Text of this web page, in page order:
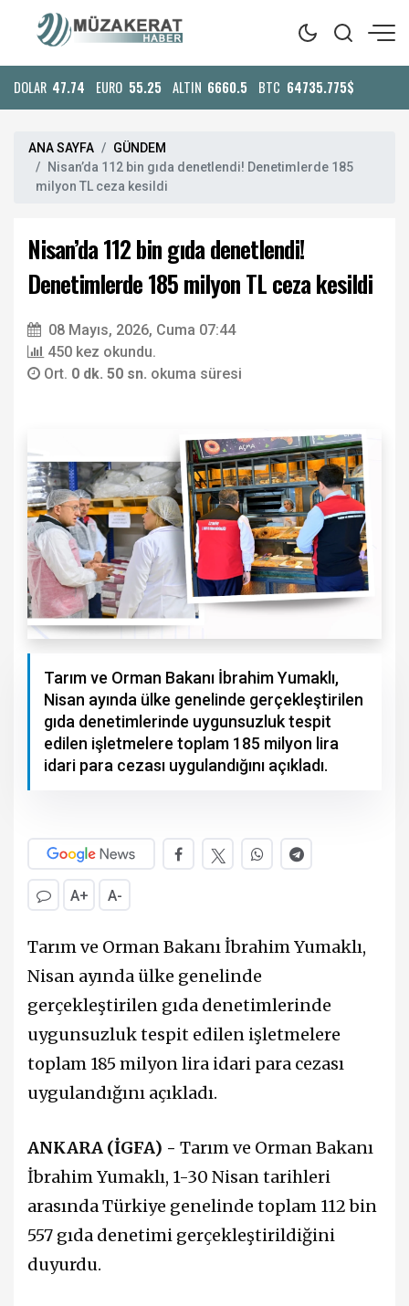
DOLAR 47.74 EURO 55.25 ALTIN 6660.5 BTC 64735.775$
ANA SAYFA
GÜNDEM
Nisan’da 112 bin gıda denetlendi! Denetimlerde 185
milyon TL ceza kesildi
Nisan’da 112 bin gıda denetlendi!
Denetimlerde 185 milyon TL ceza kesildi
08 Mayıs, 2026, Cuma 07:44
450 kez okundu.
Ort. 0 dk. 50 sn. okuma süresi
Tarım ve Orman Bakanı İbrahim Yumaklı,
Nisan ayında ülke genelinde gerçekleştirilen
gıda denetimlerinde uygunsuzluk tespit
edilen işletmelere toplam 185 milyon lira
idari para cezası uygulandığını açıkladı.
A+ A-
Tarım ve Orman Bakanı İbrahim Yumaklı,
Nisan ayında ülke genelinde
gerçekleştirilen gıda denetimlerinde
uygunsuzluk tespit edilen işletmelere
toplam 185 milyon lira idari para cezası
uygulandığını açıkladı.
ANKARA (İGFA) - Tarım ve Orman Bakanı
İbrahim Yumaklı, 1-30 Nisan tarihleri
arasında Türkiye genelinde toplam 112 bin
557 gıda denetimi gerçekleştirildiğini
duyurdu.